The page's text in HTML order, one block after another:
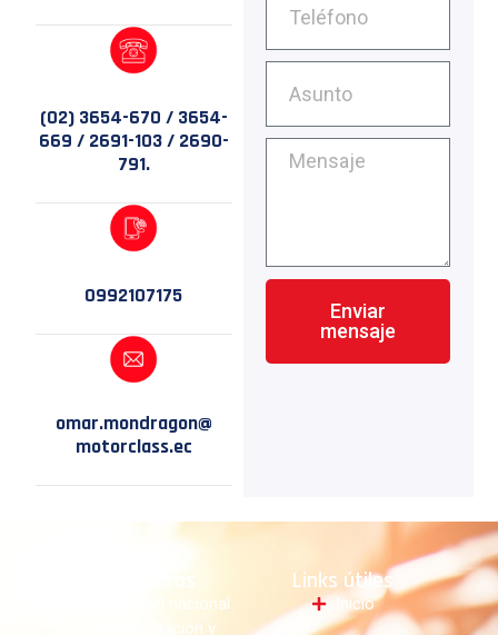
(02) 3654-670 / 3654-
669 / 2691-103 / 2690-
791.
0992107175
omar.mondragon@
motorclass.ec
Enviar
mensaje
Líder a nivel nacional
en importación y
Links útiles
Inicio